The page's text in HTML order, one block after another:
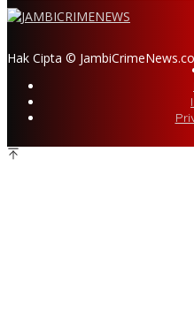
Hak Cipta ©